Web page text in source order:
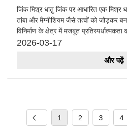
जिंक मिश्र धातु जिंक पर आधारित एक मिश्र
तांबा और मैग्नीशियम जैसे तत्वों को जोड़कर
विनिर्माण के क्षेत्र में मजबूत प्रतिस्पर्धात्मकता
2026-03-17
और पढ़ें
1 2 3 4